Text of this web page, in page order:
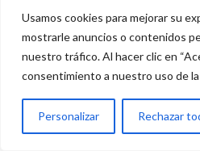
Usamos cookies para mejorar su
mostrarle anuncios o contenidos
nuestro tráfico. Al hacer clic en
consentimiento a nuestro uso de
Personalizar Rechazar